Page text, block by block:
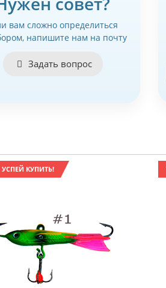
вам сложно определиться
напишите нам на почту
Задать вопрос
КУПИТЬ!